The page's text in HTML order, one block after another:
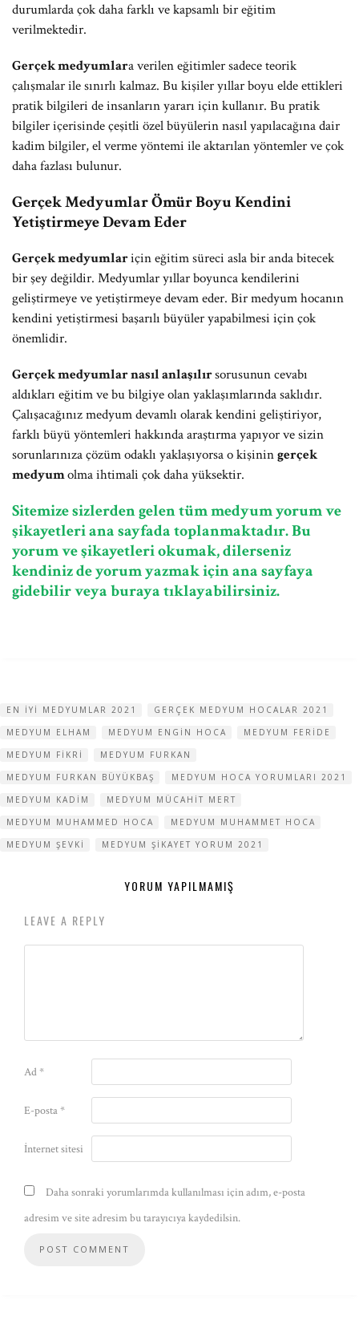
durumlarda çok daha farklı ve kapsamlı bir eğitim
verilmektedir.
Gerçek medyumlara verilen eğitimler sadece teorik
çalışmalar ile sınırlı kalmaz. Bu kişiler yıllar boyu elde ettikleri
pratik bilgileri de insanların yararı için kullanır. Bu pratik
bilgiler içerisinde çeşitli özel büyülerin nasıl yapılacağına dair
kadim bilgiler, el verme yöntemi ile aktarılan yöntemler ve çok
daha fazlası bulunur.
Gerçek Medyumlar Ömür Boyu Kendini
Yetiştirmeye Devam Eder
Gerçek medyumlariçin eğitim süreci asla bir anda bitecek
bir şey değildir. Medyumlar yıllar boyunca kendilerini
geliştirmeye ve yetiştirmeye devam eder. Bir medyum hocanın
kendini yetiştirmesi başarılı büyüler yapabilmesi için çok
önemlidir.
Gerçek medyumlar nasıl anlaşılırsorusunun cevabı
aldıkları eğitim ve bu bilgiye olan yaklaşımlarında saklıdır.
Çalışacağınız medyum devamlı olarak kendini geliştiriyor,
farklı büyü yöntemleri hakkında araştırma yapıyor ve sizin
sorunlarınıza çözüm odaklı yaklaşıyorsa o kişiningerçek
medyumolma ihtimali çok daha yüksektir.
Sitemize sizlerden gelen tüm medyum yorum ve
şikayetleri ana sayfada toplanmaktadır. Bu
yorum ve şikayetleri okumak, dilerseniz
kendiniz de yorum yazmak için ana sayfaya
gidebilir veya buraya tıklayabilirsiniz.
EN IYI MEDYUMLAR 2021
GERÇEK MEDYUM HOCALAR 2021
MEDYUM ELHAM
MEDYUM ENGIN HOCA
MEDYUM FERIDE
MEDYUM FIKRI
MEDYUM FURKAN
MEDYUM FURKAN BÜYÜKBAŞ
MEDYUM HOCA YORUMLARI 2021
MEDYUM KADIM
MEDYUM MÜCAHIT MERT
MEDYUM MUHAMMED HOCA
MEDYUM MUHAMMET HOCA
MEDYUM ŞEVKI
MEDYUM ŞIKAYET YORUM 2021
YORUM YAPILMAMIŞ
LEAVE A REPLY
Ad*
E-posta*
İnternet sitesi
Daha sonraki yorumlarımda kullanılması için adım, e-posta
adresim ve site adresim bu tarayıcıya kaydedilsin.